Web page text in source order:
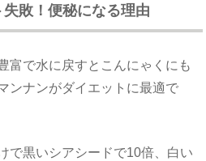
敗！便秘になる理由
富で水に戻すとこんにゃくにも
ンナンがダイエットに最適で
で黒いシアシードで10倍、白い